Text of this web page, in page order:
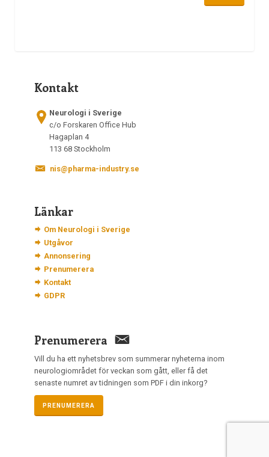
Kontakt
Neurologi i Sverige
c/o Forskaren Office Hub
Hagaplan 4
113 68 Stockholm
nis@pharma-industry.se
Länkar
Om Neurologi i Sverige
Utgåvor
Annonsering
Prenumerera
Kontakt
GDPR
Prenumerera
Vill du ha ett nyhetsbrev som summerar nyheterna inom
neurologiområdet för veckan som gått, eller få det
senaste numret av tidningen som PDF i din inkorg?
PRENUMERERA